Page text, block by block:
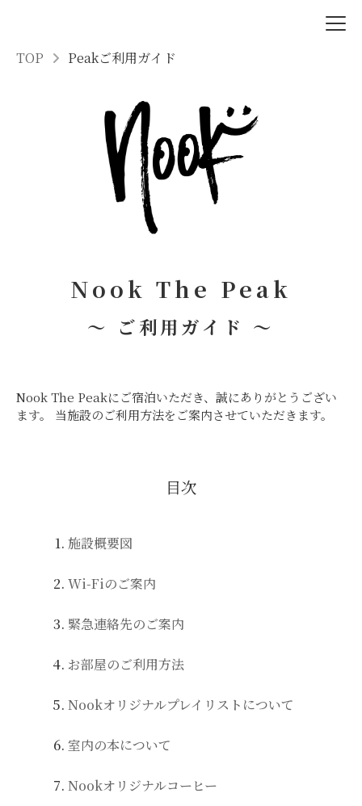
TOP Peakご利用ガイド
Nook The Peak
〜 ご利用ガイド 〜
Nook The Peakにご宿泊いただき、誠にありがとうござい
ます。
当施設のご利用方法をご案内させていただきます。
目次
施設概要図
Wi-Fiのご案内
緊急連絡先のご案内
お部屋のご利用方法
Nookオリジナルプレイリストについて
室内の本について
Nookオリジナルコーヒー